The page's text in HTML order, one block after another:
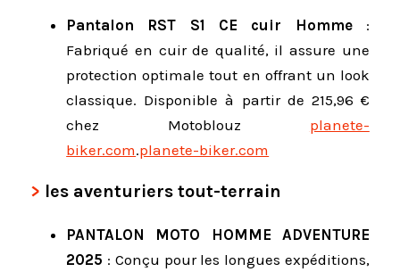
Pantalon RST S1 CE cuir Homme:
Fabriqué en cuir de qualité, il assure une
protection optimale tout en offrant un look
classique. Disponible à partir de 215,96 €
chez Motoblouz
planete-
biker.com.planete-biker.com
les aventuriers tout-terrain
PANTALON MOTO HOMME ADVENTURE
2025 : Conçu pour les longues expéditions,